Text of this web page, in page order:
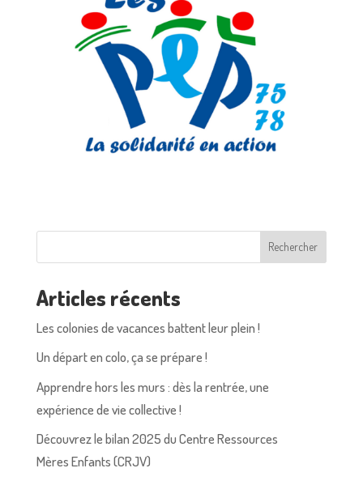
Rechercher
Articles récents
Les colonies de vacances battent leur plein !
Un départ en colo, ça se prépare !
Apprendre hors les murs : dès la rentrée, une
expérience de vie collective !
Découvrez le bilan 2025 du Centre Ressources
Mères Enfants (CRJV)